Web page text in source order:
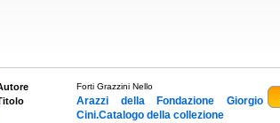
Forti Grazzini Nello
Arazzi della Fondazione Giorgio
Cini.Catalogo della collezione